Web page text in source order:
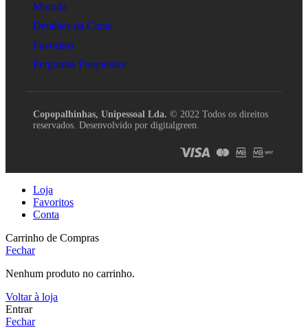
Morada
Detalhes da Conta
Favoritos
Perguntas Frequentes
Copopalhinhas, Unipessoal Lda. © 2022 Todos os direitos
reservados. Desenvolvido por digitalgreen.
Loja
Favoritos
Conta
Carrinho de Compras
Fechar
Nenhum produto no carrinho.
Voltar à loja
Entrar
Fechar